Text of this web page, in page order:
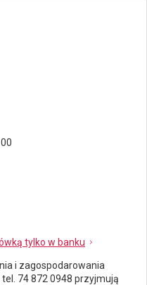
tylko w banku
i zagospodarowania
74 872 0948 przyjmują